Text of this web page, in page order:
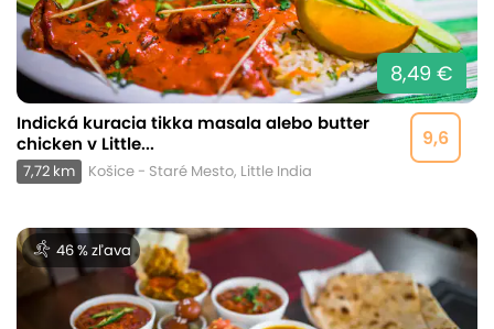
8,49 €
9,6
Indická kuracia tikka masala alebo butter
chicken v Little...
7,72 km Košice - Staré Mesto, Little India
46 % zľava